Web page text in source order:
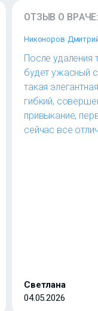
ОТЗЫВ О ВРАЧЕ:
Никоноров
После удаления
будет ужасный
такая
гибкий,
привыкание,
сейчас все
Светлана
04.05.2026